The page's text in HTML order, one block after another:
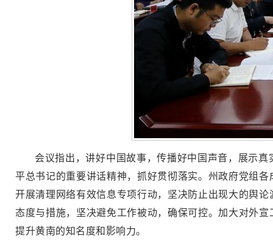
会议指出，讲好中国故事，传播好中国声音，展示
平总书记的重要讲话精神，抓好贯彻落实。州政府党组各
开展清理网络有效信息专项行动，坚决防止出现大的舆
态度与措施，坚决避免工作被动，确保可控。加大对外
提升黄南的知名度和影响力。